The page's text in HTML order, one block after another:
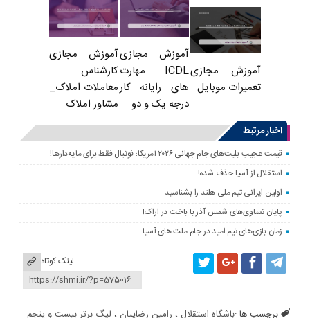
آموزش مجازی
تعمیرات موبایل
آموزش مجازی
ICDL مهارت
های رایانه کار
درجه یک و دو
آموزش مجازی
کارشناس
معاملات املاک_
مشاور املاک
اخبار مرتبط
قیمت عجیب بلیت‌های جام جهانی ۲۰۲۶ آمریکا؛ فوتبال فقط برای مایه‌دارها!
استقلال از آسیا حذف شده!
اولین ایرانی تیم ملی هلند را بشناسید
پایان تساوی‌های شمس آذر با باخت در اراک!
زمان بازی‌های تیم امید در جام ملت های آسیا
لینک کوتاه
برچسب ها :باشگاه استقلال ، رامین رضاییان ، لیگ برتر بیست و پنجم